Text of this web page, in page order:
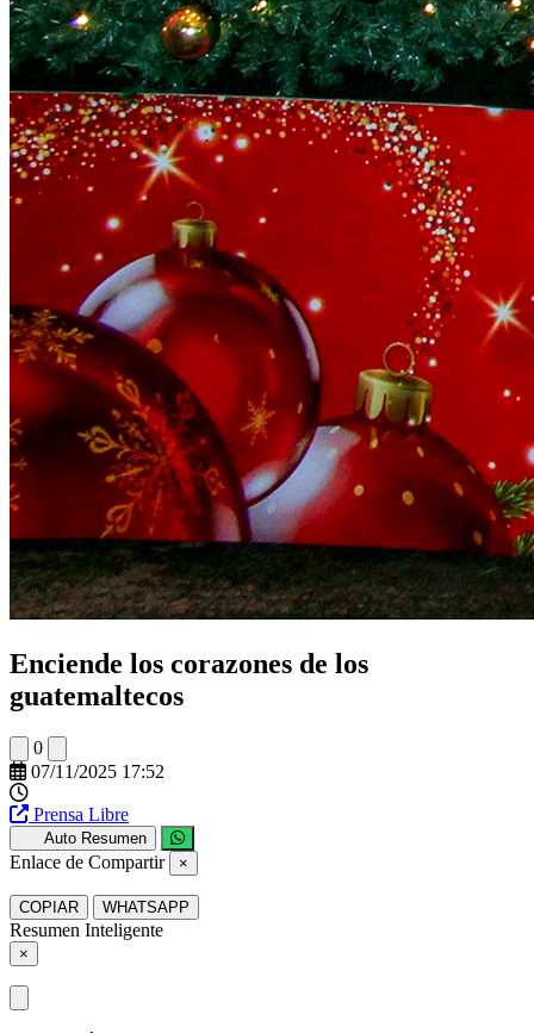
Enciende los corazones de los
guatemaltecos
0
07/11/2025 17:52
Prensa Libre
Auto Resumen
Enlace de Compartir ×
COPIAR WHATSAPP
Resumen Inteligente
×